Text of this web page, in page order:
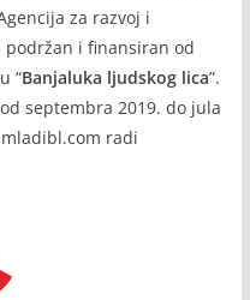
za razvoj i
podržan i finansiran od
“Banjaluka ljudskog lica”.
septembra 2019. do jula
radi